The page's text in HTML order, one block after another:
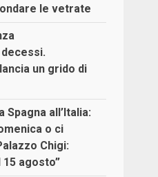
le vetrate
un grido di
all’Italia:
o ci
Chigi:
agosto”